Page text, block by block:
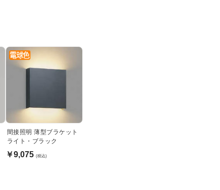
間接照明 薄型ブラケット
ライト・ブラック
￥9,075 (税込)